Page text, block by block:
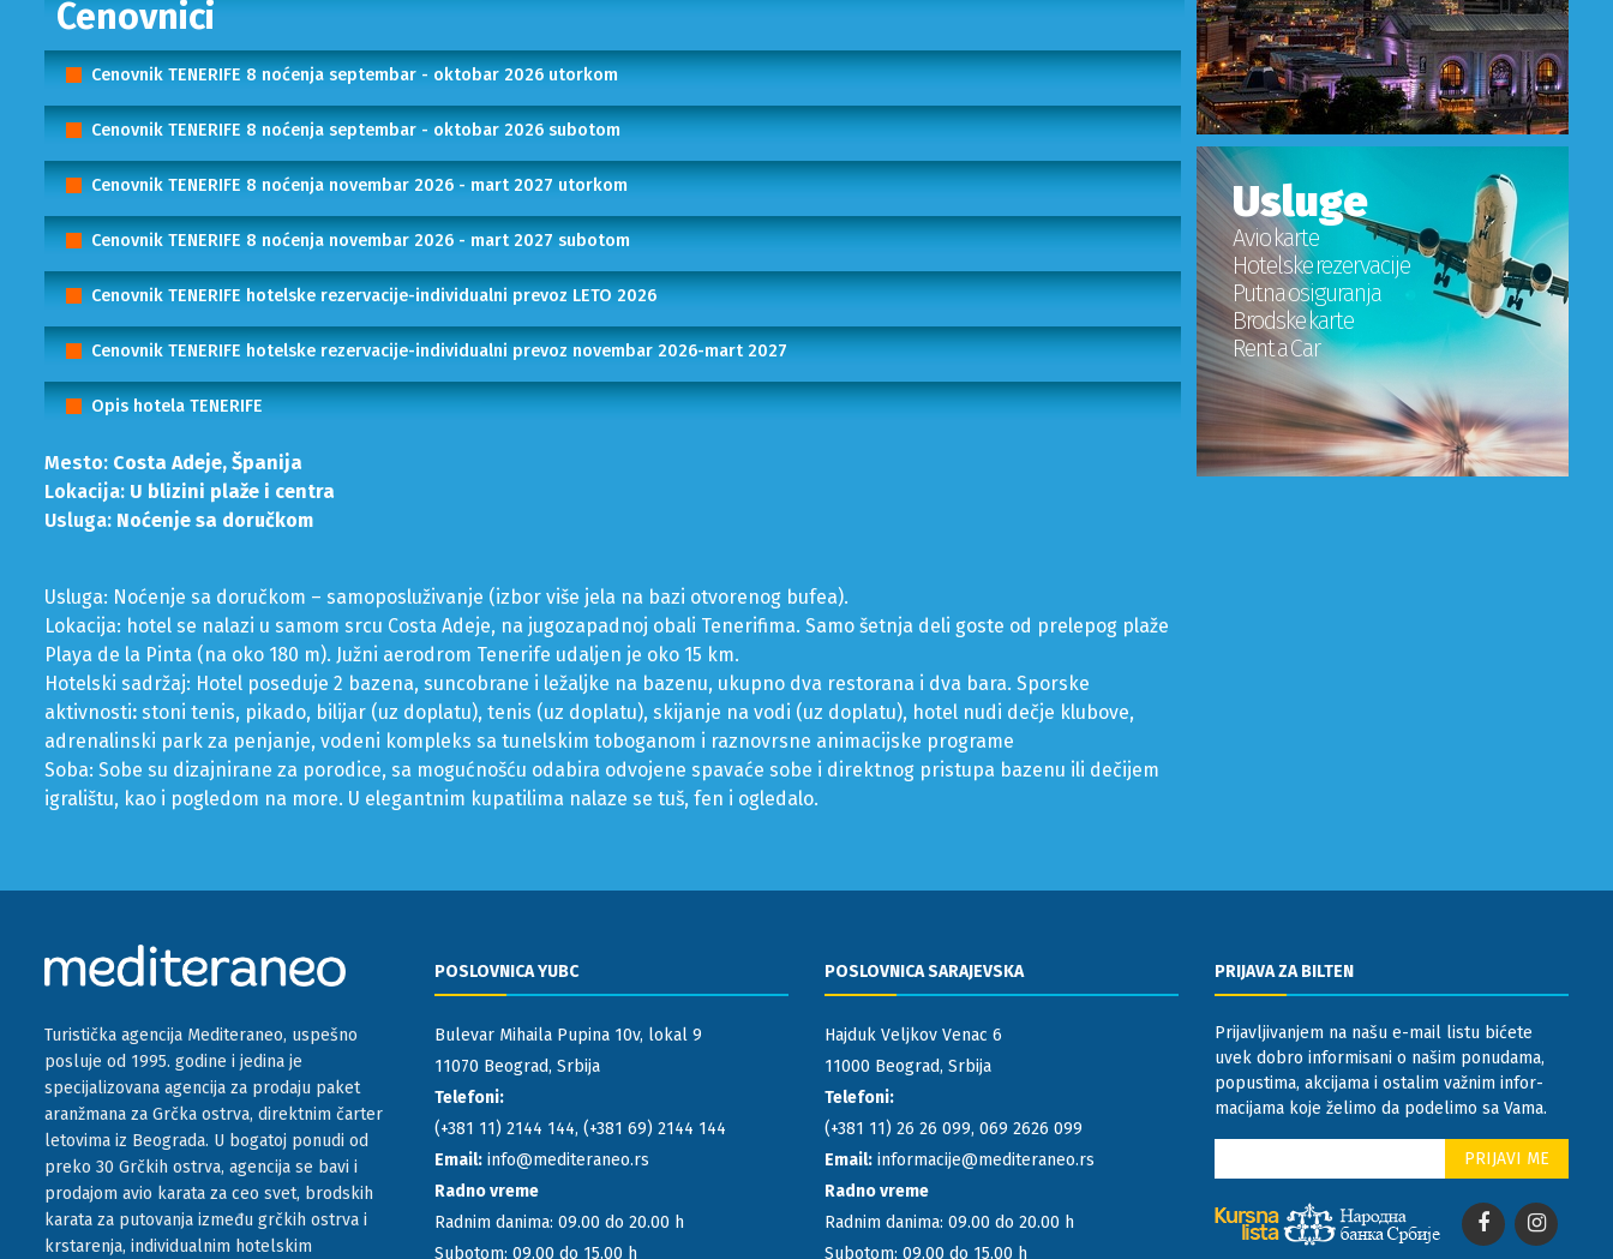
Cenovnici
Cenovnik TENERIFE 8 noćenja septembar - oktobar 2026 utorkom
Cenovnik TENERIFE 8 noćenja septembar - oktobar 2026 subotom
Cenovnik TENERIFE 8 noćenja novembar 2026 - mart 2027 utorkom
Cenovnik TENERIFE 8 noćenja novembar 2026 - mart 2027 subotom
Cenovnik TENERIFE hotelske rezervacije-individualni prevoz LETO 2026
Cenovnik TENERIFE hotelske rezervacije-individualni prevoz novembar 2026-mart 2027
Opis hotela TENERIFE
Mesto: Costa Adeje, Španija
Lokacija: U blizini plaže i centra
Usluga: Noćenje sa doručkom
Usluga: Noćenje sa doručkom – samoposluživanje (izbor više jela na bazi otvorenog bufea).
Lokacija: hotel se nalazi u samom srcu Costa Adeje, na jugozapadnoj obali Tenerifima. Samo šetnja deli goste od prelepog plaže
Playa de la Pinta (na oko 180 m). Južni aerodrom Tenerife udaljen je oko 15 km.
Hotelski sadržaj: Hotel poseduje 2 bazena, suncobrane i ležaljke na bazenu, ukupno dva restorana i dva bara. Sporske
aktivnosti: stoni tenis, pikado, bilijar (uz doplatu), tenis (uz doplatu), skijanje na vodi (uz doplatu), hotel nudi dečje klubove,
adrenalinski park za penjanje, vodeni kompleks sa tunelskim toboganom i raznovrsne animacijske programe
Soba: Sobe su dizajnirane za porodice, sa mogućnošću odabira odvojene spavaće sobe i direktnog pristupa bazenu ili dečijem
igralištu, kao i pogledom na more. U elegantnim kupatilima nalaze se tuš, fen i ogledalo.
Usluge
Avio karte
Hotelske rezervacije
Putna osiguranja
Brodske karte
Rent a Car
Turistička agencija Mediteraneo, uspešno
posluje od 1995. godine i jedina je
specijalizovana agencija za prodaju paket
aranžmana za Grčka ostrva, direktnim čarter
letovima iz Beograda. U bogatoj ponudi od
preko 30 Grčkih ostrva, agencija se bavi i
prodajom avio karata za ceo svet, brodskih
karata za putovanja između grčkih ostrva i
krstarenja, individualnim hotelskim
POSLOVNICA YUBC
Bulevar Mihaila Pupina 10v, lokal 9
11070 Beograd, Srbija
Telefoni:
(+381 11) 2144 144, (+381 69) 2144 144
Email: info@mediteraneo.rs
Radno vreme
Radnim danima: 09.00 do 20.00 h
Subotom: 09.00 do 15.00 h
POSLOVNICA SARAJEVSKA
Hajduk Veljkov Venac 6
11000 Beograd, Srbija
Telefoni:
(+381 11) 26 26 099, 069 2626 099
Email: informacije@mediteraneo.rs
Radno vreme
Radnim danima: 09.00 do 20.00 h
Subotom: 09.00 do 15.00 h
PRIJAVA ZA BILTEN
Prijavljivanjem na našu e-mail listu bićete
uvek dobro informisani o našim ponudama,
popustima, akcijama i ostalim važnim infor-
macijama koje želimo da podelimo sa Vama.